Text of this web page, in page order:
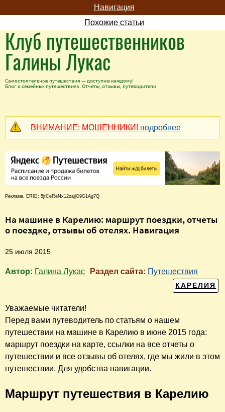
Навигация
Похожие статьи
Клуб путешественников
Галины Лукас
Самостоятельные путешествия — доступны каждому!
Блог о семейных путешествиях. Отчеты, отзывы, путеводители
ВНИМАНИЕ: МОШЕННИКИ! подробнее
Реклама. ERID: 5jtCeReNx12oajjG9G1Ag7Q
На машине в Карелию: маршрут поездки, отчеты
о поездке, отзывы об отелях. Навигация
25 июля 2015
Автор: Галина Лукас Раздел сайта: Путешествия
КАРЕЛИЯ
Уважаемые читатели!
Перед вами путеводитель по статьям о нашем
путешествии на машине в Карелию в июне 2015 года:
маршрут поездки на карте, ссылки на все отчеты о
путешествии и все отзывы об отелях, где мы жили в этом
путешествии. Для удобства навигации.
Маршрут путешествия в Карелию